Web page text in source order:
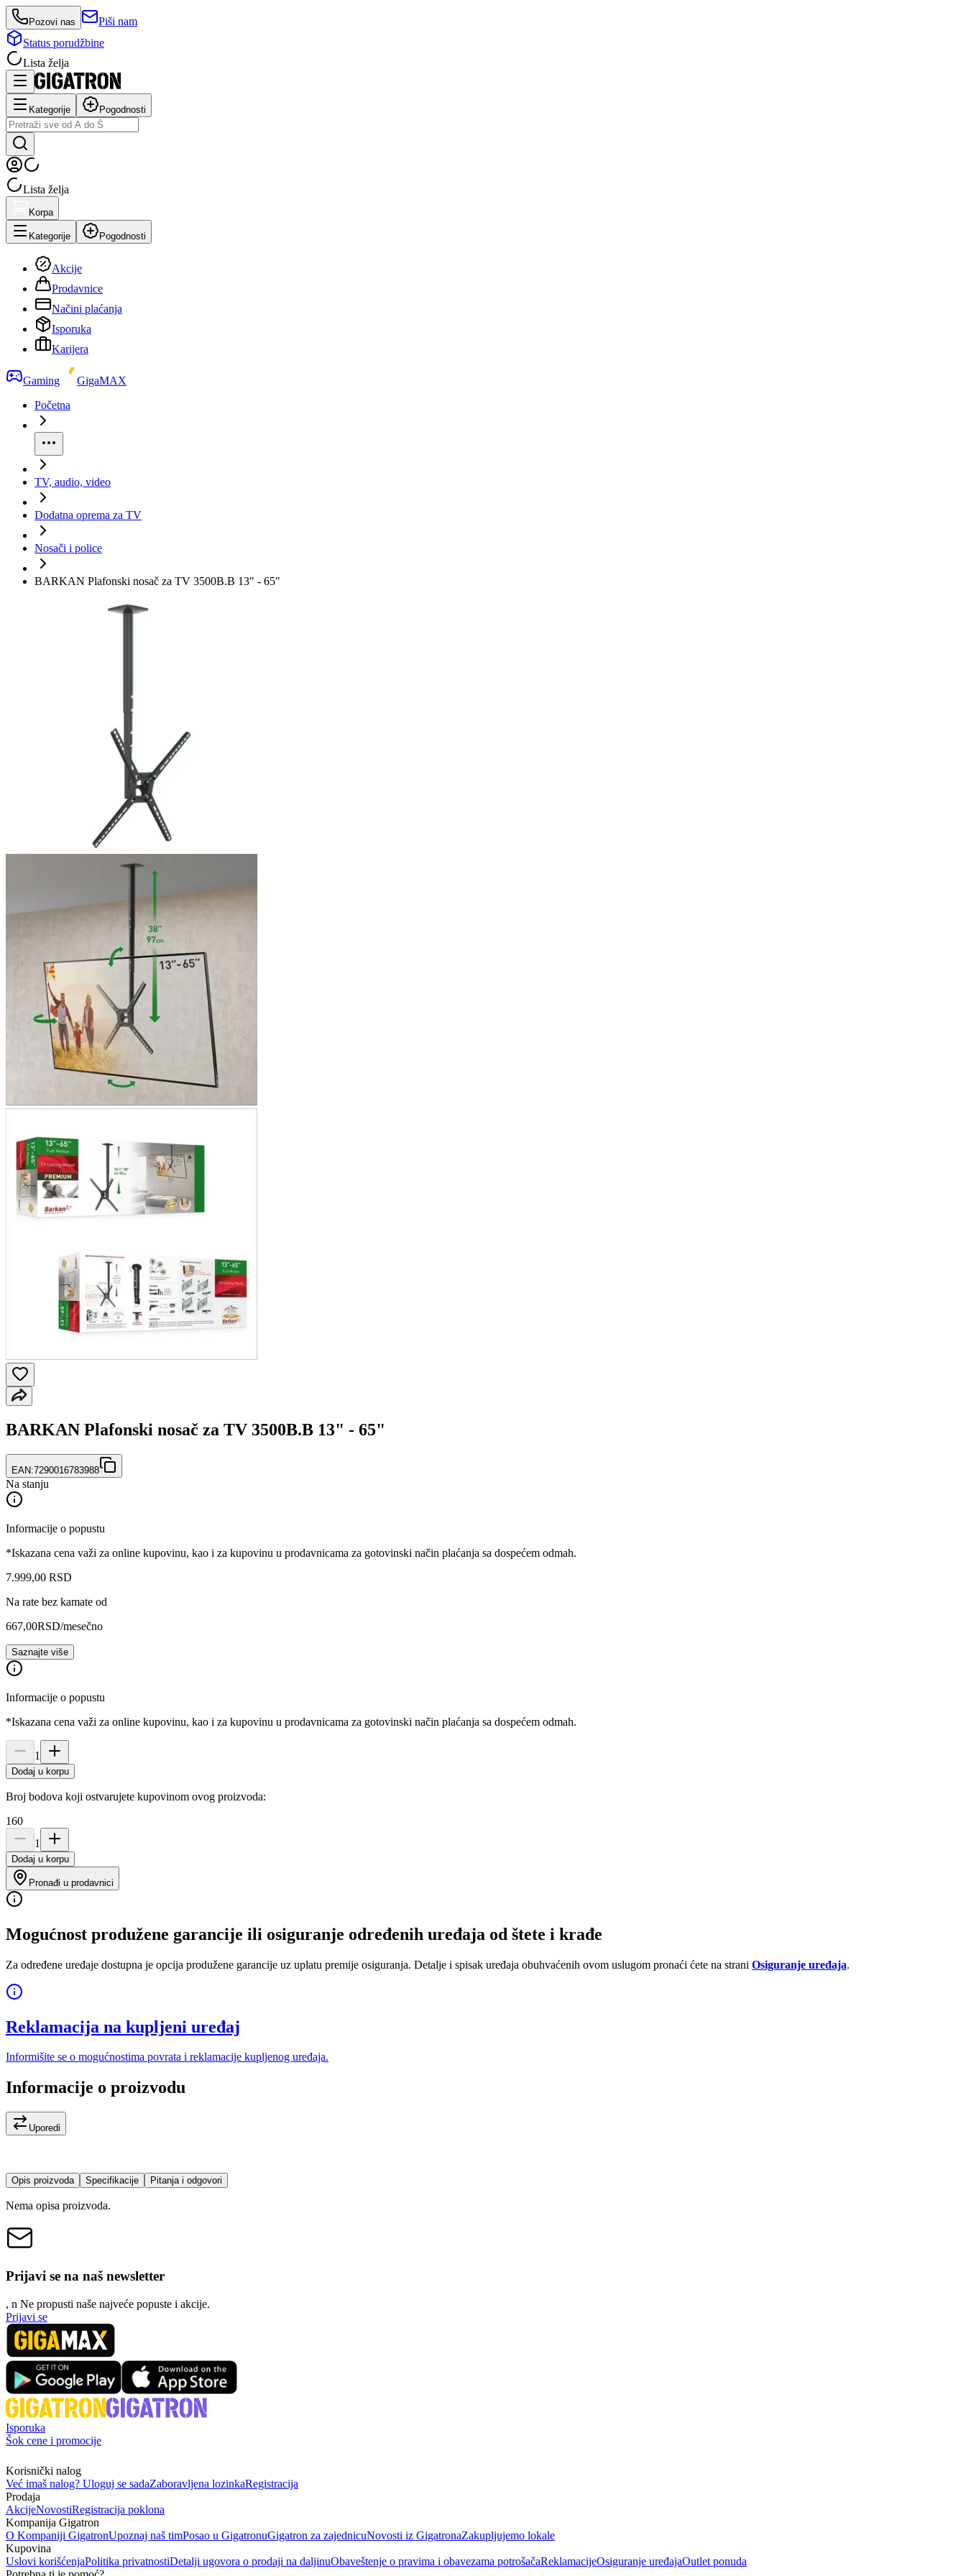
Pozovi nas
Piši nam
Status porudžbine
Lista želja
Kategorije Pogodnosti
Lista želja
Korpa
Kategorije Pogodnosti
Akcije
Prodavnice
Načini plaćanja
Isporuka
Karijera
Gaming
GigaMAX
Početna
TV, audio, video
Dodatna oprema za TV
Nosači i police
BARKAN Plafonski nosač za TV 3500B.B 13" - 65"
BARKAN Plafonski nosač za TV 3500B.B 13" - 65"
EAN:7290016783988
Na stanju
Informacije o popustu
*Iskazana cena važi za online kupovinu, kao i za kupovinu u prodavnicama za gotovinski način plaćanja sa dospećem odmah.
7.999,00 RSD
Na rate bez kamate od
667,00RSD/mesečno
Saznajte više
Informacije o popustu
*Iskazana cena važi za online kupovinu, kao i za kupovinu u prodavnicama za gotovinski način plaćanja sa dospećem odmah.
1
Dodaj u korpu
Broj bodova koji ostvarujete kupovinom ovog proizvoda:
160
1
Dodaj u korpu
Pronađi u prodavnici
Mogućnost produžene garancije ili osiguranje određenih uređaja od štete i krađe
Za određene uređaje dostupna je opcija produžene garancije uz uplatu premije osiguranja. Detalje i spisak uređaja obuhvaćenih ovom uslugom pronaći ćete na strani Osiguranje uređaja.
Reklamacija na kupljeni uređaj
Informišite se o mogućnostima povrata i reklamacije kupljenog uređaja.
Informacije o proizvodu
Uporedi
Opis proizvoda Specifikacije Pitanja i odgovori
Nema opisa proizvoda.
Prijavi se na naš newsletter
, n Ne propusti naše najveće popuste i akcije.
Prijavi se
Isporuka
Šok cene i promocije
Korisnički nalog
Već imaš nalog? Uloguj se sadaZaboravljena lozinkaRegistracija
Prodaja
AkcijeNovostiRegistracija poklona
Kompanija Gigatron
O Kompaniji GigatronUpoznaj naš timPosao u GigatronuGigatron za zajednicuNovosti iz GigatronaZakupljujemo lokale
Kupovina
Uslovi korišćenjaPolitika privatnostiDetalji ugovora o prodaji na daljinuObaveštenje o pravima i obavezama potrošačaReklamacijeOsiguranje uređajaOutlet ponuda